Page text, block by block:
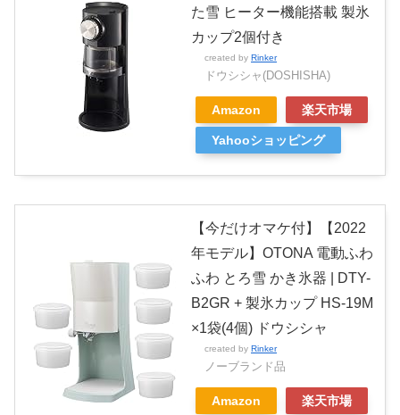
た雪 ヒーター機能搭載 製氷
カップ2個付き
created by Rinker
ドウシシャ(DOSHISHA)
Amazon 楽天市場
Yahooショッピング
【今だけオマケ付】【2022
年モデル】OTONA 電動ふわ
ふわ とろ雪 かき氷器 | DTY-
B2GR + 製氷カップ HS-19M
×1袋(4個) ドウシシャ
created by Rinker
ノーブランド品
Amazon 楽天市場